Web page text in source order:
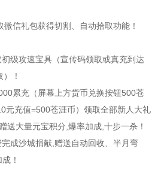
信礼包获得切割、自动拾取功能！
级攻速宝具（宣传码领取或真充到达
！
累充（屏幕上方货币兑换按钮500苍
元充值=500苍涯币）领取全部新人大礼
送大量元宝积分,爆率加成,十步一杀！
成沙城捐献,赠送自动回收、半月弯
！